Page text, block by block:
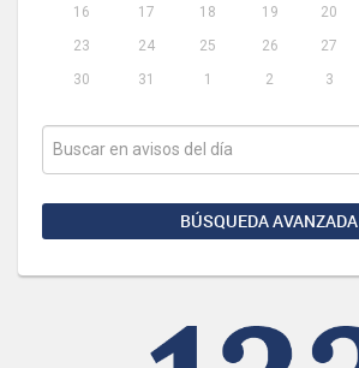
16
17 18 19 20
23
24 25 26 27
30
31 1 2 3
BÚSQUEDA AVANZADA